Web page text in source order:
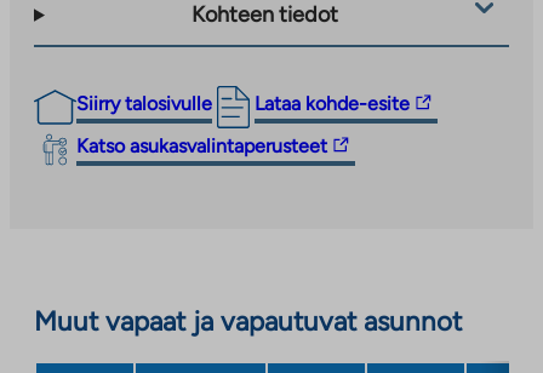
Kohteen tiedot
Siirry talosivulle Lataa kohde-esite
Linkki
vie
ulkopuoliseen
välilehteen
Katso asukasvalintaperusteet
Linkki
vie
uuteen
Muut vapaat ja vapautuvat asunnot